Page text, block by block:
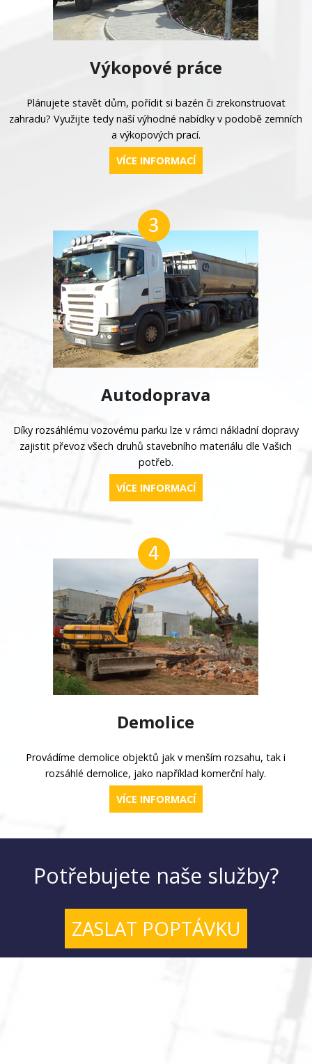
Výkopové práce
Plánujete stavět dům, pořídit si bazén či zrekonstruovat
zahradu? Využijte tedy naší výhodné nabídky v podobě zemních
a výkopových prací.
VÍCE INFORMACÍ
Autodoprava
Díky rozsáhlému vozovému parku lze v rámci nákladní dopravy
zajistit převoz všech druhů stavebního materiálu dle Vašich
potřeb.
VÍCE INFORMACÍ
Demolice
Provádíme demolice objektů jak v menším rozsahu, tak i
rozsáhlé demolice, jako například komerční haly.
VÍCE INFORMACÍ
Potřebujete naše služby?
ZASLAT POPTÁVKU